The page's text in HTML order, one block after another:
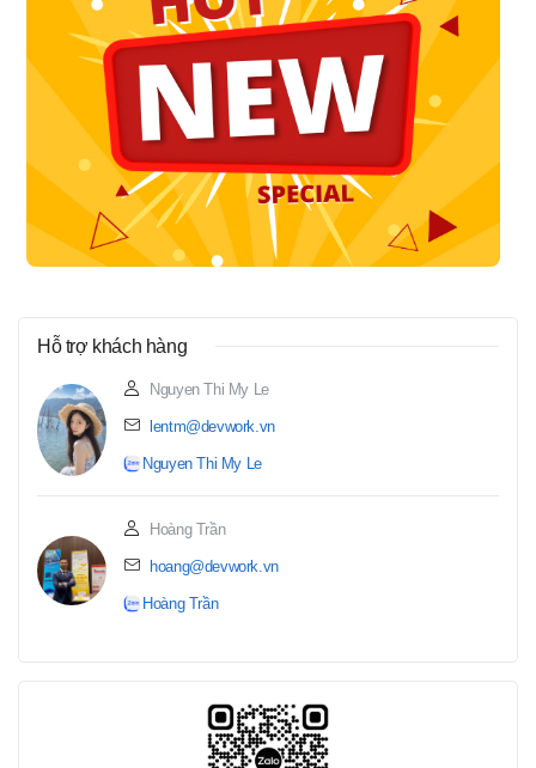
Hỗ trợ khách hàng
Nguyen Thi My Le
lentm@devwork.vn
Nguyen Thi My Le
Hoàng Trần
hoang@devwork.vn
Hoàng Trần